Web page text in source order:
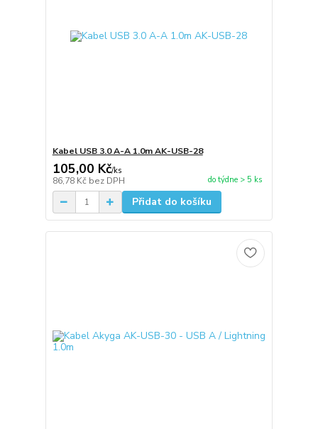
Kabel USB 3.0 A-A 1.0m AK-USB-28
105,00 Kč/ks
86,78 Kč bez DPH do týdne > 5 ks
Přidat do košíku